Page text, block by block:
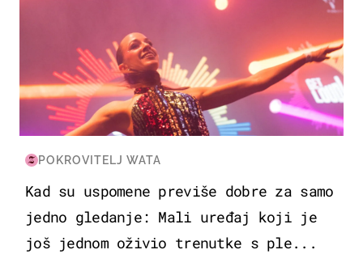
POKROVITELJ WATA
Kad su uspomene previše dobre za samo
jedno gledanje: Mali uređaj koji je
još jednom oživio trenutke s ple...